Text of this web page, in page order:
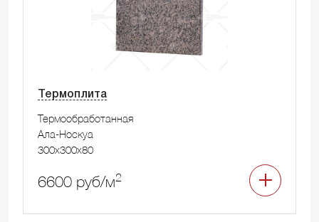
Термоплита
Термообработанная
Ала-Носкуа
300x300x80
6600 руб/м2